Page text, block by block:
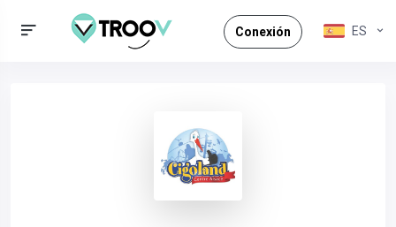
Conexión ES